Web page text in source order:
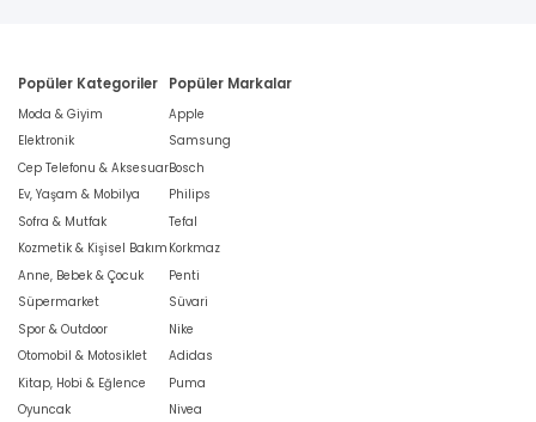
Popüler Kategoriler
Moda & Giyim
Elektronik
Cep Telefonu & Aksesuar
Ev, Yaşam & Mobilya
Sofra & Mutfak
Kozmetik & Kişisel Bakım
Anne, Bebek & Çocuk
Süpermarket
Spor & Outdoor
Otomobil & Motosiklet
Kitap, Hobi & Eğlence
Oyuncak
Popüler Markalar
Apple
Samsung
Bosch
Philips
Tefal
Korkmaz
Penti
Süvari
Nike
Adidas
Puma
Nivea